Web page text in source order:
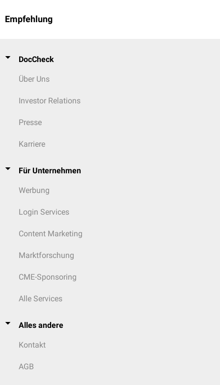
Empfehlung
DocCheck
Über Uns
Investor Relations
Presse
Karriere
Für Unternehmen
Werbung
Login Services
Content Marketing
Marktforschung
CME-Sponsoring
Alle Services
Alles andere
Kontakt
AGB